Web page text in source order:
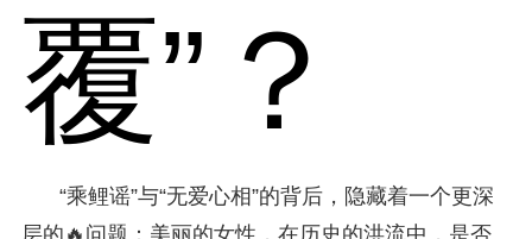
覆”？
“乘鲤谣”与“无爱心相”的背后，隐藏着一个更深
层的🔥问题：美丽的女性，在历史的洪流中，是否